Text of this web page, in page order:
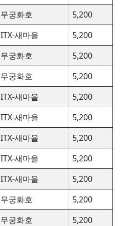
무궁화호
5,200
ITX-새마을
5,200
무궁화호
5,200
무궁화호
5,200
ITX-새마을
5,200
ITX-새마을
5,200
ITX-새마을
5,200
ITX-새마을
5,200
ITX-새마을
5,200
무궁화호
5,200
무궁화호
5,200